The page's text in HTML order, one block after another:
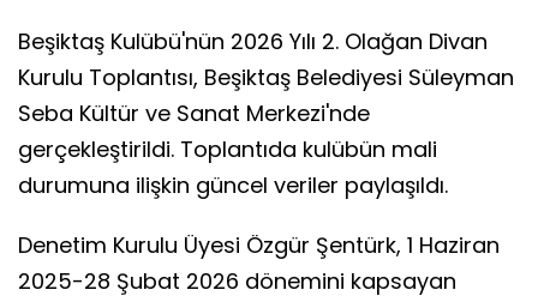
Beşiktaş Kulübü'nün 2026 Yılı 2. Olağan Divan
Kurulu Toplantısı, Beşiktaş Belediyesi Süleyman
Seba Kültür ve Sanat Merkezi'nde
gerçekleştirildi. Toplantıda kulübün mali
durumuna ilişkin güncel veriler paylaşıldı.
Denetim Kurulu Üyesi Özgür Şentürk, 1 Haziran
2025-28 Şubat 2026 dönemini kapsayan